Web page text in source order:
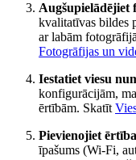
Augšupielādējiet
kvalitatīvas bildes
ar labām
Fotogrāfijas un
Iestatiet viesu
konfigurācijām,
ērtībām. Skatīt
Pievienojiet
īpašums (Wi-Fi,